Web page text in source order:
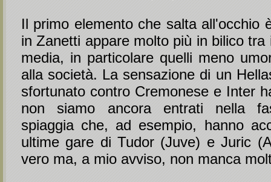
Il primo elemento che salta all'occhio
in Zanetti appare molto più in bilico
media, in particolare quelli meno
alla società. La sensazione di un
sfortunato contro Cremonese e Inter
non siamo ancora entrati nella
spiaggia che, ad esempio, hanno
ultime gare di Tudor (Juve) e Juric
vero ma, a mio avviso, non manca